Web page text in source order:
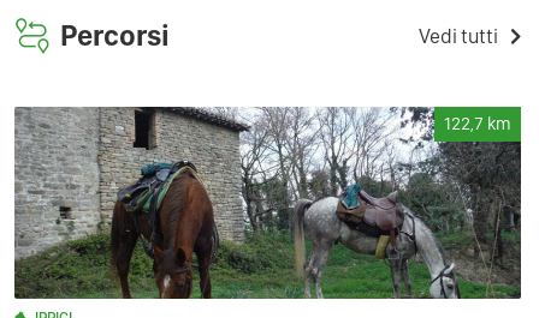
Percorsi Vedi tutti
122,7 km